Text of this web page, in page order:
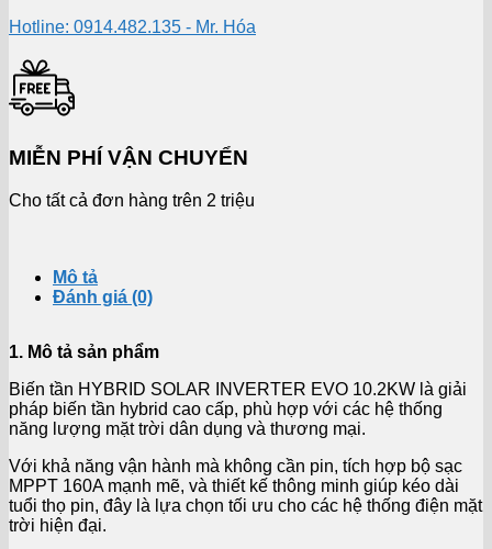
Hotline: 0914.482.135 - Mr. Hóa
MIỄN PHÍ VẬN CHUYỂN
Cho tất cả đơn hàng trên 2 triệu
Mô tả
Đánh giá (0)
1. Mô tả sản phẩm
Biến tần HYBRID SOLAR INVERTER EVO 10.2KW là giải
pháp biến tần hybrid cao cấp, phù hợp với các hệ thống
năng lượng mặt trời dân dụng và thương mại.
Với khả năng vận hành mà không cần pin, tích hợp bộ sạc
MPPT 160A mạnh mẽ, và thiết kế thông minh giúp kéo dài
tuổi thọ pin, đây là lựa chọn tối ưu cho các hệ thống điện mặt
trời hiện đại.